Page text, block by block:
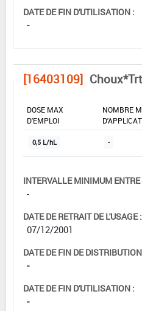
DATE DE FIN D'UTILISATION :
-
[16403109]
DOSE MAX
D'EMPLOI
NOMBRE
0,5 L/hL -
INTERVALLE MINIMUM
-
DATE DE RETRAIT DE L'USAGE :
07/12/2001
DATE DE FIN DE
-
DATE DE FIN D'UTILISATION :
-